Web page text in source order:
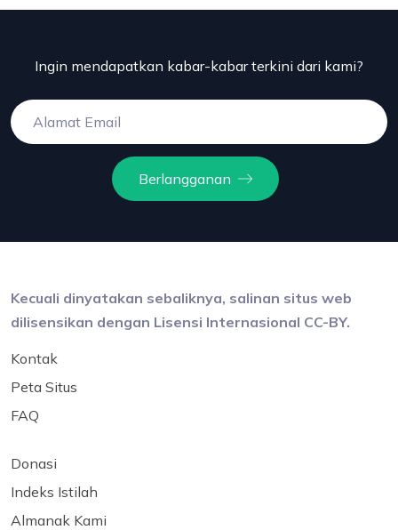
Ingin mendapatkan kabar-kabar terkini dari kami?
Berlangganan
Kecuali dinyatakan sebaliknya, salinan situs web
dilisensikan dengan Lisensi Internasional CC-BY.
Kontak
Peta Situs
FAQ
Donasi
Indeks Istilah
Almanak Kami